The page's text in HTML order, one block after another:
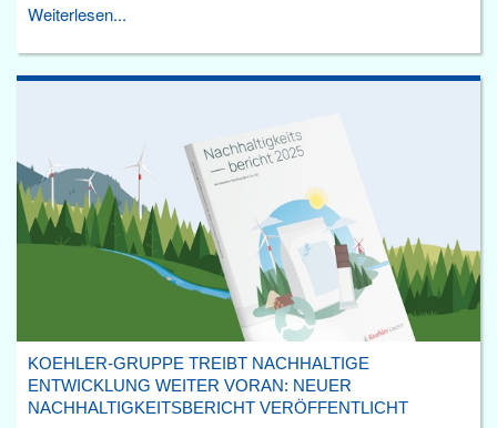
Weiterlesen...
KOEHLER-GRUPPE TREIBT NACHHALTIGE
ENTWICKLUNG WEITER VORAN: NEUER
NACHHALTIGKEITSBERICHT VERÖFFENTLICHT